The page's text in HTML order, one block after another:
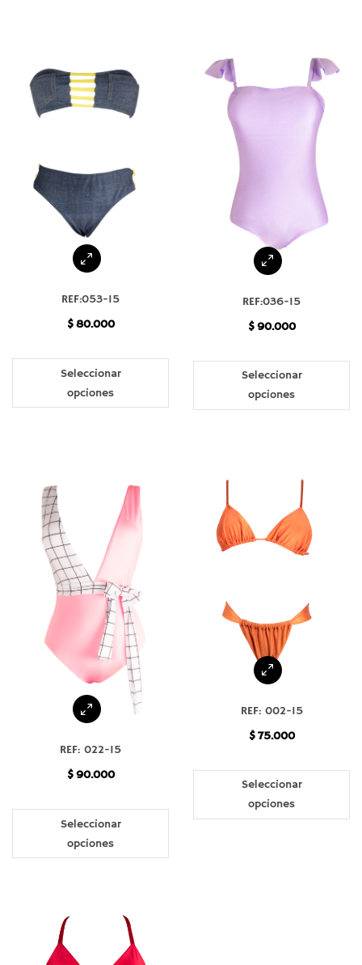
REF:053-15
$80.000
Seleccionar
opciones
REF:036-15
$90.000
Seleccionar
opciones
REF: 022-15
$90.000
Seleccionar
opciones
REF: 002-15
$75.000
Seleccionar
opciones